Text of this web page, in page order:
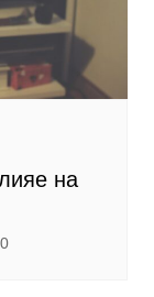
на
0